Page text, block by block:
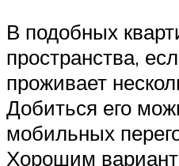
В подобных
пространства,
проживает
Добиться его
мобильных
Хорошим